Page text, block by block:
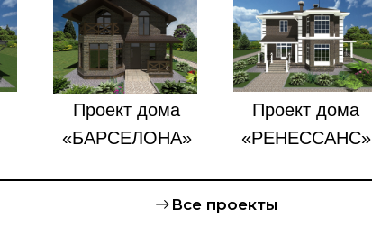
Проект дома
«БАРСЕЛОНА»
Проект дома
«РЕНЕССАНС»
Все проекты